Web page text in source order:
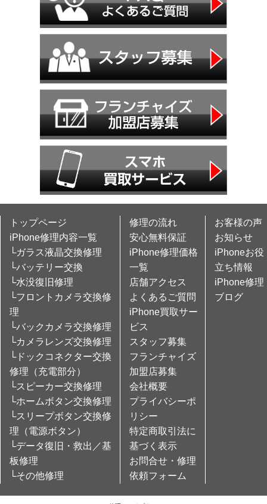
トップページ
iPhone修理内容一覧
└ガラス液晶交換修理
└バッテリー交換
└水没復旧修理
└フロントカメラ交換修
理
└バックカメラ交換修理
└カメラレンズ交換修理
└ドックコネクター交換
修理（充電部分）
└スピーカー交換修理
└ホームボタン交換修理
└スリープボタン交換修
理（電源ボタン）
└データ復旧・救出／基
板修理
└その他修理
修理の流れ
安心無料保証
iPhone修理価格
一覧
店舗アクセス
よくあるご質問
iPhone買取サー
ビス
スタッフ募集
フランチャイズ
加盟店募集
会社概要
プライバシーポ
リシー
特定商取引法に
基づく表示
お問合せ・修理
依頼フォーム
お客様の声
お知らせ
iPhoneお役
立ち情報
iPhone修理
ブログ